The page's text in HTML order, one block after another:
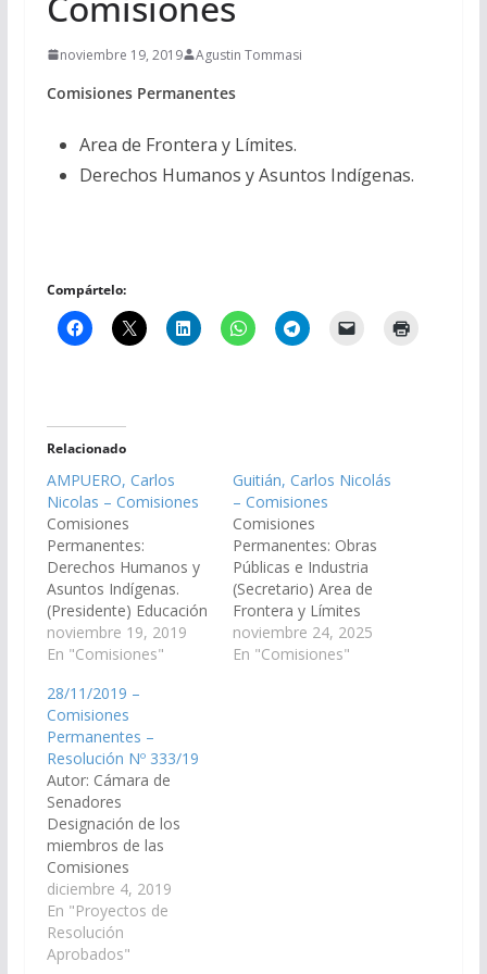
noviembre 19, 2019 Agustin Tommasi
Comisiones Permanentes
Area de Frontera y Límites.
Derechos Humanos y Asuntos Indígenas.
Compártelo:
Relacionado
AMPUERO, Carlos
Nicolas – Comisiones
Comisiones
Permanentes:
Derechos Humanos y
Asuntos Indígenas.
(Presidente) Educación
y Cultura. (secretario)
Area de Frontera y
y seguridad Social.
Especiales: Mujer,
Género y Diversidad
noviembre 19, 2019
En "Comisiones"
Guitián, Carlos Nicolás
– Comisiones
Comisiones
Permanentes: Obras
Públicas e Industria
(Secretario) Area de
Frontera y Límites
Minería, Recursos
Naturales y Medio
noviembre 24, 2025
En "Comisiones"
28/11/2019 –
Comisiones
Permanentes –
Resolución Nº 333/19
Autor: Cámara de
Senadores
Designación de los
miembros de las
Comisiones
Permanentes de la
Cámara de Senadores,
que a continuación se
consignan: Economía,
diciembre 4, 2019
En "Proyectos de
Resolución
Aprobados"